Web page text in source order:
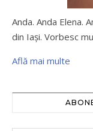
Anda. Anda Elena.
din Iaşi. Vorbesc
Află mai multe